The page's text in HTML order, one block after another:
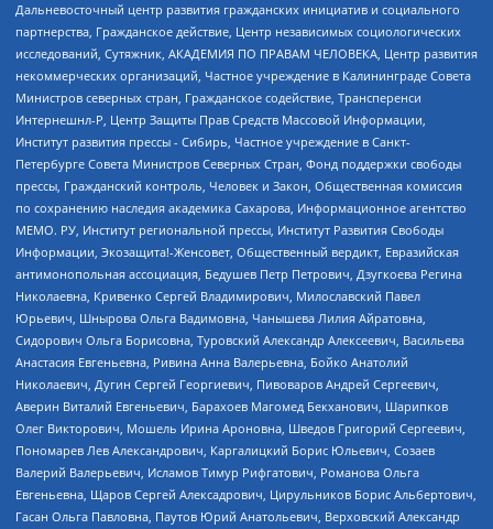
Дальневосточный центр развития гражданских инициатив и социального
партнерства, Гражданское действие, Центр независимых социологических
исследований, Сутяжник, АКАДЕМИЯ ПО ПРАВАМ ЧЕЛОВЕКА, Центр развития
некоммерческих организаций, Частное учреждение в Калининграде Совета
Министров северных стран, Гражданское содействие, Трансперенси
Интернешнл-Р, Центр Защиты Прав Средств Массовой Информации,
Институт развития прессы - Сибирь, Частное учреждение в Санкт-
Петербурге Совета Министров Северных Стран, Фонд поддержки свободы
прессы, Гражданский контроль, Человек и Закон, Общественная комиссия
по сохранению наследия академика Сахарова, Информационное агентство
МЕМО. РУ, Институт региональной прессы, Институт Развития Свободы
Информации, Экозащита!-Женсовет, Общественный вердикт, Евразийская
антимонопольная ассоциация, Бедушев Петр Петрович, Дзугкоева Регина
Николаевна, Кривенко Сергей Владимирович, Милославский Павел
Юрьевич, Шнырова Ольга Вадимовна, Чанышева Лилия Айратовна,
Сидорович Ольга Борисовна, Туровский Александр Алексеевич, Васильева
Анастасия Евгеньевна, Ривина Анна Валерьевна, Бойко Анатолий
Николаевич, Дугин Сергей Георгиевич, Пивоваров Андрей Сергеевич,
Аверин Виталий Евгеньевич, Барахоев Магомед Бекханович, Шарипков
Олег Викторович, Мошель Ирина Ароновна, Шведов Григорий Сергеевич,
Пономарев Лев Александрович, Каргалицкий Борис Юльевич, Созаев
Валерий Валерьевич, Исламов Тимур Рифгатович, Романова Ольга
Евгеньевна, Щаров Сергей Алексадрович, Цирульников Борис Альбертович,
Гасан Ольга Павловна, Паутов Юрий Анатольевич, Верховский Александр